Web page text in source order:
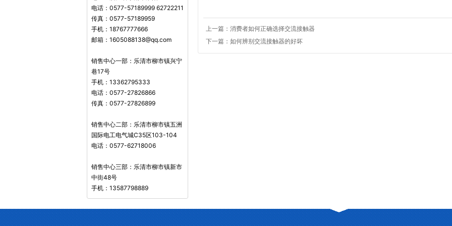
电话：0577-57189999 62722211
传真：0577-57189959
手机：18767777666
邮箱：1605088138@qq.com
销售中心一部：乐清市柳市镇兴宁
巷17号
手机：13362795333
电话：0577-27826866
传真：0577-27826899
销售中心二部：乐清市柳市镇五洲
国际电工电气城C35区103-104
电话：0577-62718006
销售中心三部：乐清市柳市镇新市
中街48号
手机：13587798889
上一篇： 消费者如何正确选择交流接触器
下一篇： 如何辨别交流接触器的好坏